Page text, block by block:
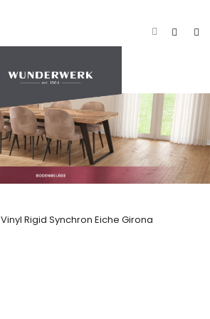
Vinyl Rigid Synchron Eiche Girona